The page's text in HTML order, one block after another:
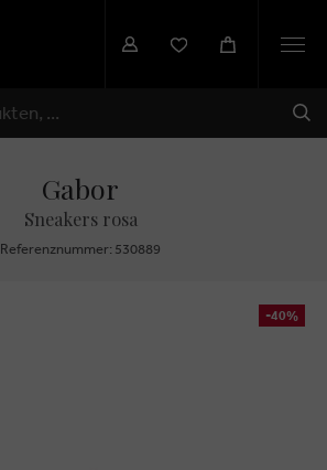
Gabor
Sneakers rosa
Referenznummer: 530889
-40%